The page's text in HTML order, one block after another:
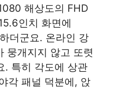
해상도의 FHD
인치 화면에
더군요. 온라인 강
뭉개지지 않고 또렷
. 특히 각도에 상관
각 패널 덕분에, 앉